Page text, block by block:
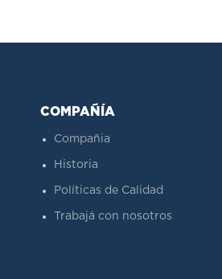
COMPAÑÍA
Compañia
Historia
Políticas de Calidad
Trabajá con nosotros